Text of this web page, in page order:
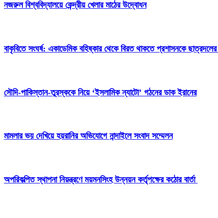
নজরুল বিশ্ববিদ্যালয়ে কেন্দ্রীয় খেলার মাঠের উদ্বোধন
বাকৃবিতে সংঘর্ষ: একাডেমিক বহিষ্কার থেকে বিরত থাকতে প্রশাসনকে
সৌদি-পাকিস্তান-তুরস্ককে নিয়ে ‘ইসলামিক ন্যাটো’ গঠনের ডাক ইরানের
মামলার ভয় দেখিয়ে হয়রানির অভিযোগে নান্দাইলে সংবাদ সম্মেলন
অপরিকল্পিত স্থাপনা নিয়ন্ত্রণে ময়মনসিংহ উন্নয়ন কর্তৃপক্ষের কঠোর বার্তা